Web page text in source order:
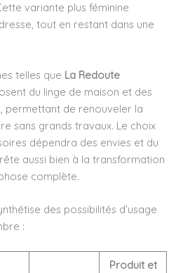
variante plus féminine
tout en restant dans une
telles que La Redoute
du linge de maison et des
permettant de renouveler la
sans grands travaux. Le choix
dépendra des envies et du
aussi bien à la transformation
complète.
des possibilités d’usage
:
Produit et